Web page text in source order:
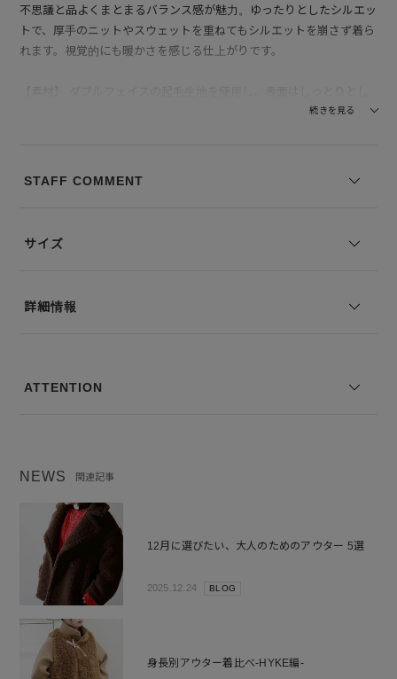
不思議と品よくまとまるバランス感が魅力。ゆったりとしたシルエッ
トで、厚手のニットやスウェットを重ねてもシルエットを崩さず着ら
れます。視覚的にも暖かさを感じる仕上がりです。
たタッチで上質なウールのぬくもりを感じられます。身頃にはポリエ
伸縮性：なし
※サイズ表記は弊社規定によるものを表示しております。
続きを見る
STAFF COMMENT
サイズ
詳細情報
ATTENTION
NEWS 関連記事
12月に選びたい、大人のためのアウター 5選
2025.12.24 BLOG
身長別アウター着比べ-HYKE編-